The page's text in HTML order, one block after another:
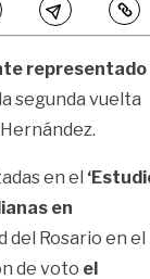
representado
segunda vuelta
en el
en
del Rosario en el
de voto el